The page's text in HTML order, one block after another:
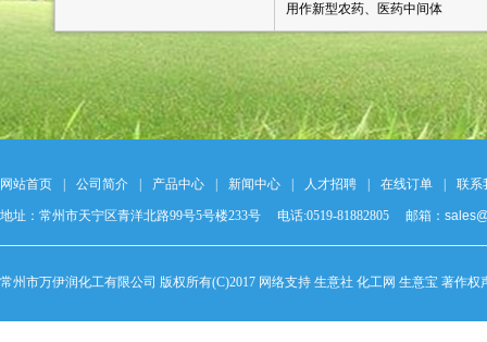
用作新型农药、医药中间体
网站首页 公司简介 产品中心 新闻中心 人才招聘 在线订单 联系
地址：常州市天宁区青洋北路99号5号楼233号 电话:0519-81882805 邮箱：
常州市万伊润化工有限公司 版权所有(C)2017 网络支持 生意社 化工网 生意宝 著作权